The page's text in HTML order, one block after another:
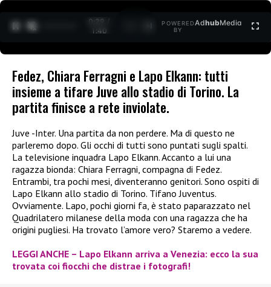
0:30 /
1:40
POWERED
BY
AdhubMedia
Fedez, Chiara Ferragni e Lapo Elkann: tutti
insieme a tifare Juve allo stadio di Torino. La
partita finisce a rete inviolate.
Juve -Inter. Una partita da non perdere. Ma di questo ne
parleremo dopo. Gli occhi di tutti sono puntati sugli spalti.
La televisione inquadra Lapo Elkann. Accanto a lui una
ragazza bionda: Chiara Ferragni, compagna di Fedez.
Entrambi, tra pochi mesi, diventeranno genitori. Sono ospiti di
Lapo Elkann allo stadio di Torino. Tifano Juventus.
Ovviamente. Lapo, pochi giorni fa, è stato paparazzato nel
Quadrilatero milanese della moda con una ragazza che ha
origini pugliesi. Ha trovato l’amore vero? Staremo a vedere.
LEGGI ANCHE – Lapo Elkann arriva a Venezia: ecco la sua
trovata coi fiocchi che distrae i fotografi!